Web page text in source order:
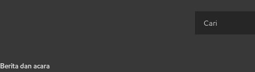
Berita dan acara